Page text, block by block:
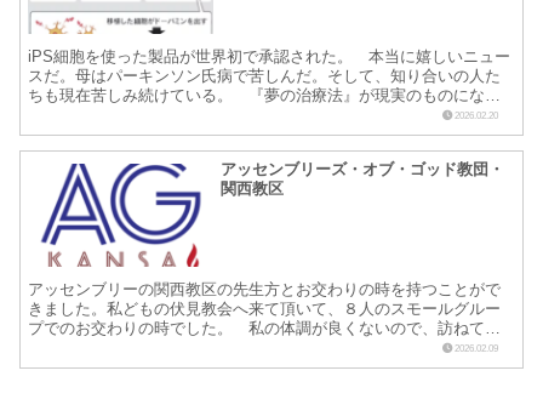
iPS細胞を使った製品が世界初で承認された。 本当に嬉しいニュー
スだ。母はパーキンソン氏病で苦しんだ。そして、知り合いの人た
ちも現在苦しみ続けている。 『夢の治療法』が現実のものになっ
た。 山中教授に本当に感謝したい。彼は、特許を自分のもの...
2026.02.20
アッセンブリーズ・オブ・ゴッド教団・
関西教区
アッセンブリーの関西教区の先生方とお交わりの時を持つことがで
きました。私どもの伏見教会へ来て頂いて、８人のスモールグルー
プでのお交わりの時でした。 私の体調が良くないので、訪ねて来
てくださり、お交わりをしてくださったという感じです。皆さん
優...
2026.02.09